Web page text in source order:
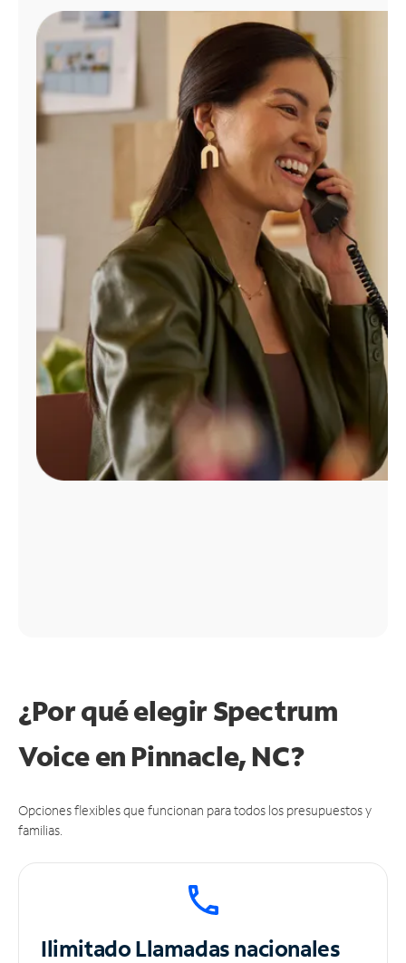
Administrar
cuenta
Encuentra
tienda
¿Por qué elegir Spectrum
Voice en Pinnacle, NC?
Opciones flexibles que funcionan para todos los presupuestos y
familias.
IlimitadoLlamadas nacionales